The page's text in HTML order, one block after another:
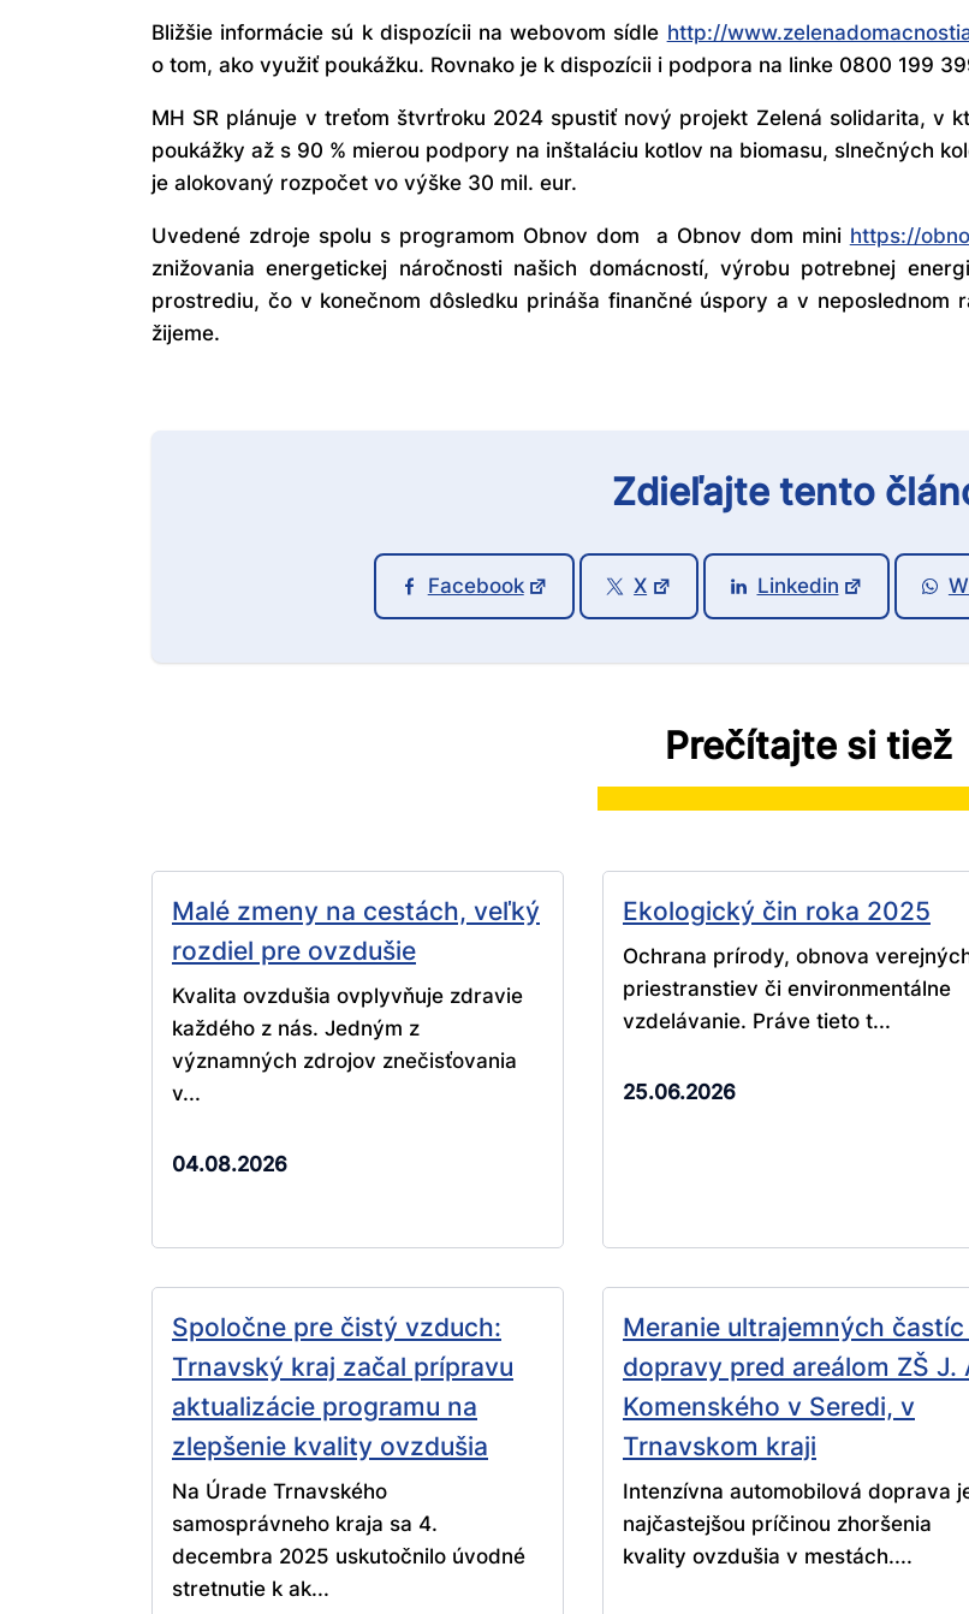
Bližšie informácie sú k dispozícii na webovom sídle http://
o tom, ako využiť poukážku. Rovnako je k dispozícii i podpora na linke 0800 199
MH SR plánuje v treťom štvrťroku 2024 spustiť nový projekt Zelená solidarita, v
poukážky až s 90 % mierou podpory na inštaláciu kotlov na biomasu, slnečných
je alokovaný rozpočet vo výške 30 mil. eur.
Uvedené zdroje spolu s programom Obnov dom a Obnov dom mini https://
znižovania energetickej náročnosti našich domácností, výrobu potrebnej
prostrediu, čo v konečnom dôsledku prináša finančné úspory a v neposlednom
žijeme.
Zdieľajte tento
Facebook X Linkedin
Prečítajte si tiež
Malé zmeny na cestách, veľký
rozdiel pre ovzdušie
Kvalita ovzdušia ovplyvňuje zdravie
každého z nás. Jedným z
významných zdrojov znečisťovania
v...
04.08.2026
Ekologický čin roka 2025
Ochrana prírody, obnova
priestranstiev či environmentálne
vzdelávanie. Práve tieto t...
25.06.2026
Spoločne pre čistý vzduch:
Trnavský kraj začal prípravu
aktualizácie programu na
zlepšenie kvality ovzdušia
Na Úrade Trnavského
samosprávneho kraja sa 4.
decembra 2025 uskutočnilo úvodné
stretnutie k ak...
Meranie ultrajemných častíc
dopravy pred areálom ZŠ J.
Komenského v Seredi, v
Trnavskom kraji
Intenzívna automobilová doprava
najčastejšou príčinou zhoršenia
kvality ovzdušia v mestách....